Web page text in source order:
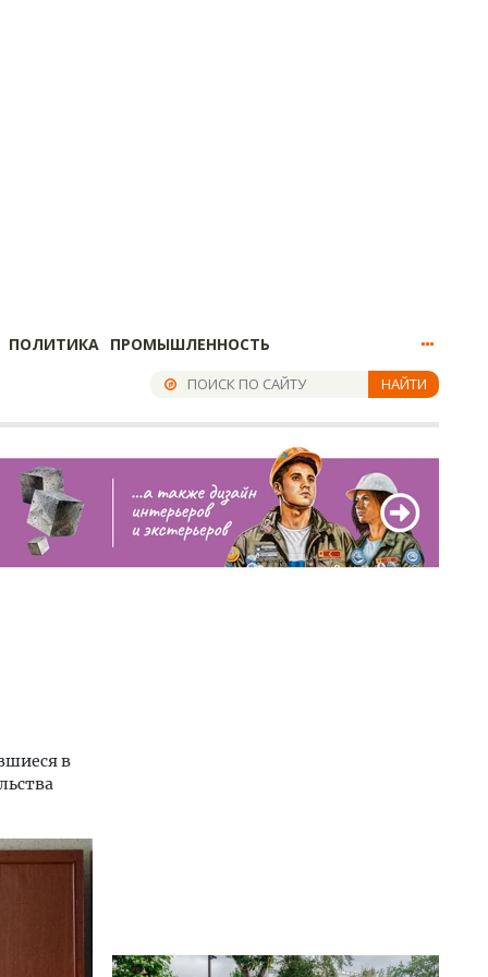
ПОЛИТИКА ПРОМЫШЛЕННОСТЬ
НАЙТИ
в